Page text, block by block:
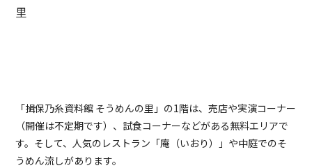
里
「揖保乃糸資料館 そうめんの里」の1階は、売店や実演コーナー
（開催は不定期です）、試食コーナーなどがある無料エリアで
す。そして、人気のレストラン「庵（いおり）」や中庭でのそ
うめん流しがあります。